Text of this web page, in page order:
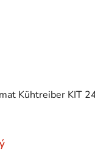
Kühtreiber KIT